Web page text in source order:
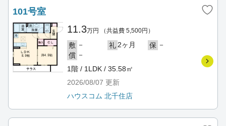
101号室
11.3万円 （共益費 5,500円）
敷 － 礼 2ヶ月 保 －
償 －
1階 / 1LDK / 35.58㎡
2026/08/07 更新
ハウスコム 北千住店